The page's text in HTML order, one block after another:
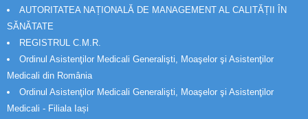
AUTORITATEA NAȚIONALĂ DE MANAGEMENT AL CALITĂȚII ÎN
SĂNĂTATE
REGISTRUL C.M.R.
Ordinul Asistenţilor Medicali Generalişti, Moaşelor şi Asistenţilor
Medicali din România
Ordinul Asistenţilor Medicali Generalişti, Moaşelor şi Asistenţilor
Medicali - Filiala Iași